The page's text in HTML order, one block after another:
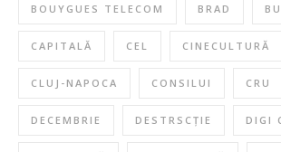
BOUYGUES TELECOM BRAD
CAPITALĂ CEL CINECULTURĂ
CLUJ-NAPOCA CONSILUI CRU
DECEMBRIE DESTRSCȚIE DIGI